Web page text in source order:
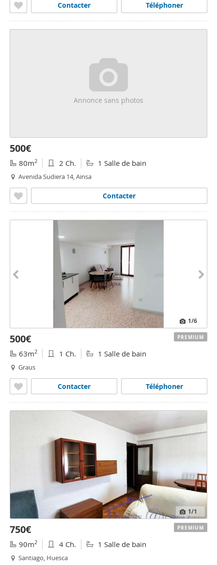
Téléphoner
Contacter
Annonce sans photos
500€
80m2 2 Ch. 1 Salle de bain
Avenida Sudiera 14, Ainsa
Contacter
1/6
500€
63m2 1 Ch. 1 Salle de bain
Graus
Téléphoner
Contacter
PREMIUM
1/1
750€
90m2 4 Ch. 1 Salle de bain
Santiago, Huesca
PREMIUM